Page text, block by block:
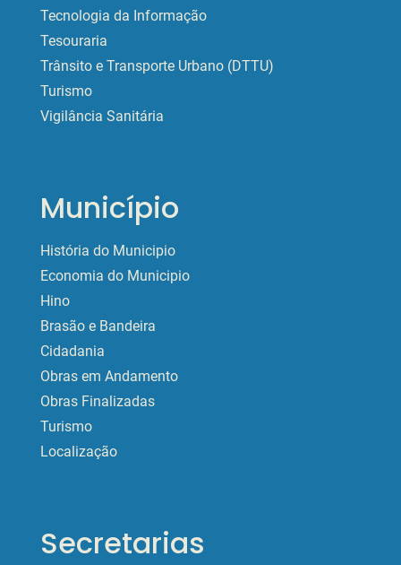
Tecnologia da Informação
Tesouraria
Trânsito e Transporte Urbano (DTTU)
Turismo
Vigilância Sanitária
Município
História do Municipio
Economia do Municipio
Hino
Brasão e Bandeira
Cidadania
Obras em Andamento
Obras Finalizadas
Turismo
Localização
Secretarias